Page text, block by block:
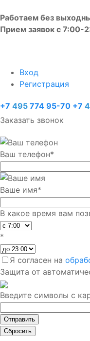
Работаем без
Прием заявок с 7:00-
Вход
Регистрация
+7 495 774 95-70 +7
Заказать звонок
Ваш телефон*
Ваше имя*
В какое время вам
*
Я согласен на
Защита от
Введите символы с